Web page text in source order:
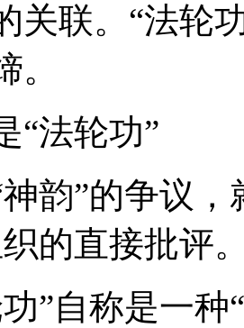
关联。“法轮
。
法轮功”
”的争议，
的直接批评
自称是一种“